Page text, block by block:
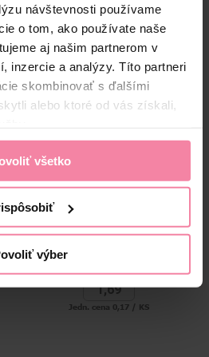
návštevnosti používame
o tom, ako používate naše
aj našim partnerom v
inzercie a analýzy. Títo partneri
skombinovať s ďalšími
alebo ktoré od vás získali,
všetko
výber
1,69
IBA CELÉ
Jedn. cena 0,17 / KS